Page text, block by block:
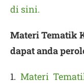
di sini.
Materi Tematik
dapat anda
1. Materi